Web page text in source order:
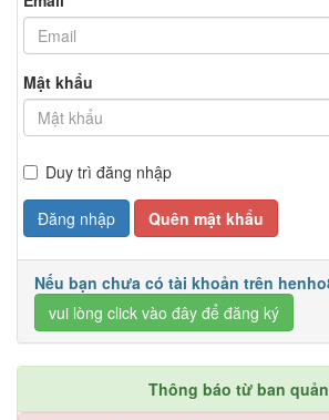
Mật khẩu
Duy trì đăng nhập
Đăng nhập Quên mật khẩu
Nếu bạn chưa có tài khoản trên
vui lòng click vào đây để đăng ký
Thông báo từ ban